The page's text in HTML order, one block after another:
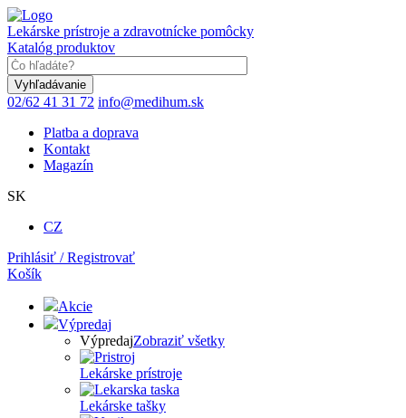
Skočiť
na
hlavný
obsah
Lekárske prístroje a zdravotnícke pomôcky
Katalóg produktov
02/62 41 31 72 info@medihum.sk
Platba a doprava
Kontakt
Magazín
SK
CZ
Prihlásiť / Registrovať
Košík
Akcie
Výpredaj
VýpredajZobraziť všetky
Lekárske prístroje
Lekárske tašky